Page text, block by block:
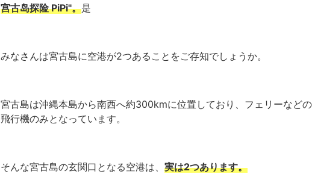
宫古岛探险 PiPi"。是
みなさんは宮古島に空港が2つあることをご存知でしょうか。
宮古島は沖縄本島から南西へ約300kmに位置しており、フェリーなど
飛行機のみとなっています。
そんな宮古島の玄関口となる空港は、 実は2つあります。